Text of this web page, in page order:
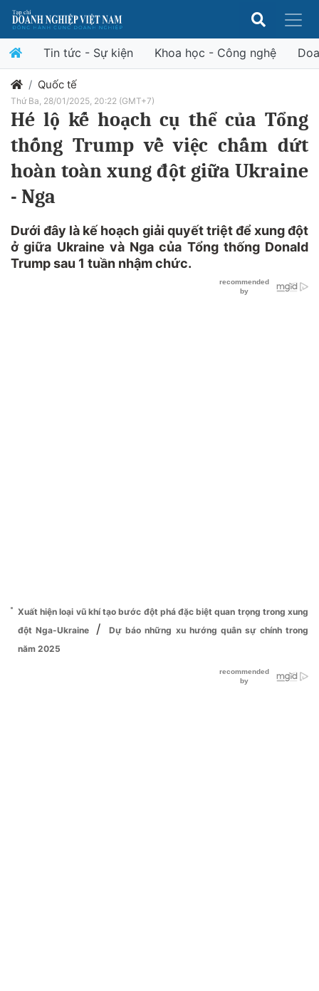
Tin tức - Sự kiện Khoa học - Công nghệ
Quốc tế
Thứ Ba, 28/01/2025, 20:22 (GMT+7)
Hé lộ kế hoạch cụ thể của Tổng
thống Trump về việc chấm dứt
hoàn toàn xung đột giữa Ukraine
- Nga
Dưới đây là kế hoạch giải quyết triệt để xung đột
ở giữa Ukraine và Nga của Tổng thống Donald
Trump sau 1 tuần nhậm chức.
Xuất hiện loại vũ khí tạo bước đột phá đặc biệt quan trọng trong xung
đột Nga-Ukraine
/
Dự báo những xu hướng quân sự chính trong
năm 2025